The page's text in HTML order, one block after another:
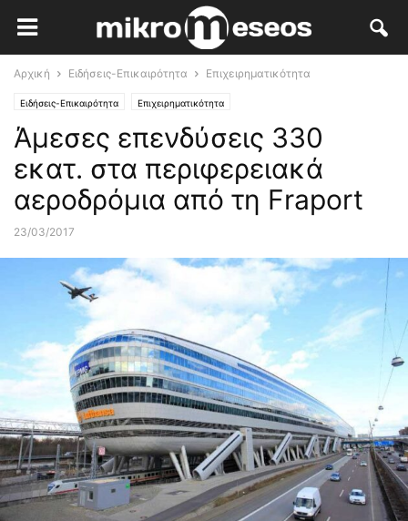
Αρχική Ειδήσεις-Επικαιρότητα Επιχειρηματικότητα
Ειδήσεις-Επικαιρότητα Επιχειρηματικότητα
Άμεσες επενδύσεις 330
εκατ. στα περιφερειακά
αεροδρόμια από τη Fraport
23/03/2017